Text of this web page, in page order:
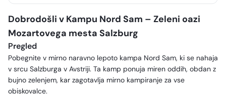
Dobrodošli v Kampu Nord Sam – Zeleni oazi
Mozartovega mesta Salzburg
Pregled
Pobegnite v mirno naravno lepoto kampa Nord Sam, ki se nahaja
v srcu Salzburga v Avstriji. Ta kamp ponuja miren oddih, obdan z
bujno zelenjem, kar zagotavlja mirno kampiranje za vse
obiskovalce.